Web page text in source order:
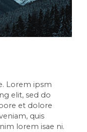
Lorem ipsm
elit, sed do
et dolore
quis
lorem isae ni.